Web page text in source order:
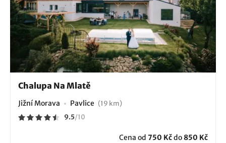
Chalupa Na Mlatě
Jižní Morava Pavlice (19 km)
9.5/10
Cena od 750 Kčdo 850 Kč